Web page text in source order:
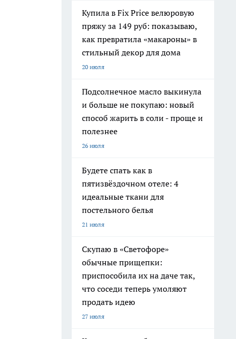
Купила в Fix Price велюровую
пряжу за 149 руб: показываю,
как превратила «макароны» в
стильный декор для дома
20 июля
Подсолнечное масло выкинула
и больше не покупаю: новый
способ жарить в соли - проще и
полезнее
26 июля
Будете спать как в
пятизвёздочном отеле: 4
идеальные ткани для
постельного белья
21 июля
Скупаю в «Светофоре»
обычные прищепки:
приспособила их на даче так,
что соседи теперь умоляют
продать идею
27 июля